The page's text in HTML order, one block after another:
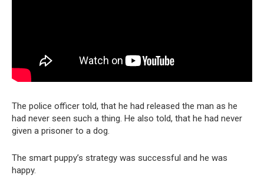
The police officer told, that he had released the man as he
had never seen such a thing. He also told, that he had never
given a prisoner to a dog.
The smart puppy’s strategy was successful and he was
happy.